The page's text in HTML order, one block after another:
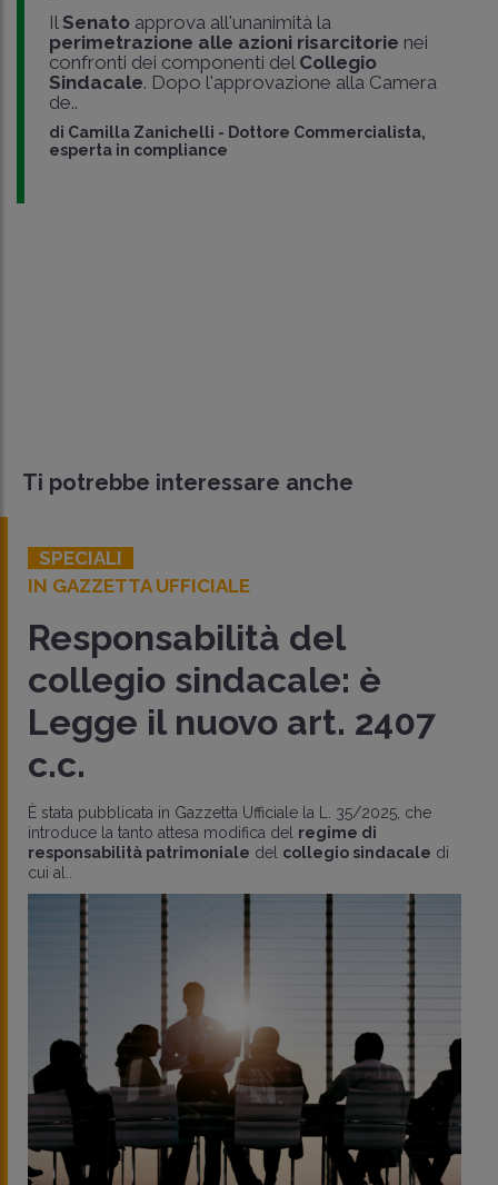
Il Senatoapprova all'unanimità la
perimetrazione alle azioni risarcitorie nei
confronti dei componenti del Collegio
Sindacale. Dopo l'approvazione alla Camera
de..
di Camilla Zanichelli - Dottore Commercialista,
esperta in compliance
Ti potrebbe interessare anche
SPECIALI
IN GAZZETTA UFFICIALE
Responsabilità del
collegio sindacale: è
Legge il nuovo art. 2407
c.c.
È stata pubblicata in Gazzetta Ufficiale la L. 35/2025, che
introduce la tanto attesa modifica del regime di
responsabilità patrimoniale del collegio sindacale di
cui al..